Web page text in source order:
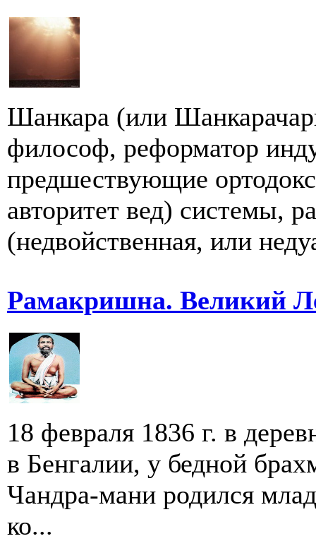
Шанкара (или
философ, реформатор
предшествующие
авторитет вед) системы,
(недвойственная, или
Рамакришна. Великий
18 февраля 1836 г. в
в Бенгалии, у бедной
Чандра-мани родился
ко...